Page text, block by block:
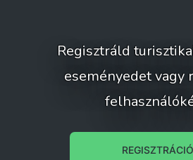
Regisztráld
eseményedet vagy
REGISZTRÁCIÓ